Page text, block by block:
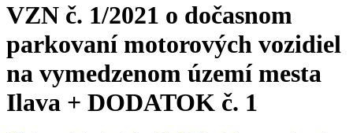
VZN č. 1/2021 o dočasnom
parkovaní motorových vozidiel
na vymedzenom území mesta
Ilava + DODATOK č. 1